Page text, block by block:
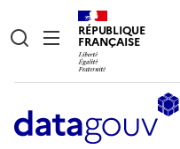
RÉPUBLIQUE
FRANÇAISE